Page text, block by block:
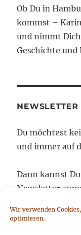
Wir verwenden
optimieren.
Ob Du in
kommst –
und nimmt
Geschichte
NEWSLETTER
Du möchtest
und immer auf
Dann kannst
Newsletter
Aktivitäten und